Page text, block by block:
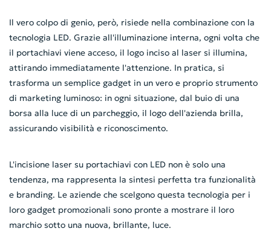
Il vero colpo di genio, però, risiede nella combinazione con la
tecnologia LED. Grazie all'illuminazione interna, ogni volta che
il portachiavi viene acceso, il logo inciso al laser si illumina,
attirando immediatamente l'attenzione. In pratica, si
trasforma un semplice gadget in un vero e proprio strumento
di marketing luminoso: in ogni situazione, dal buio di una
borsa alla luce di un parcheggio, il logo dell'azienda brilla,
assicurando visibilità e riconoscimento.
L'incisione laser su portachiavi con LED non è solo una
tendenza, ma rappresenta la sintesi perfetta tra funzionalità
e branding. Le aziende che scelgono questa tecnologia per i
loro gadget promozionali sono pronte a mostrare il loro
marchio sotto una nuova, brillante, luce.